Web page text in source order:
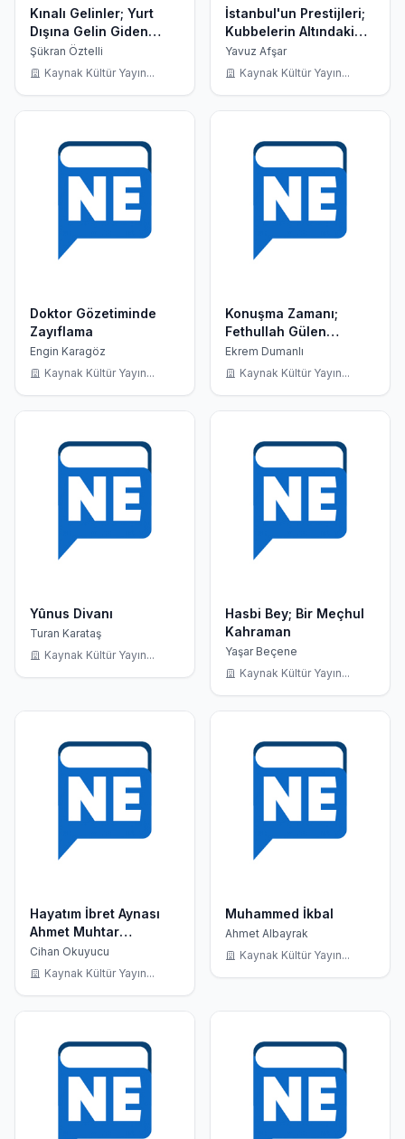
Kınalı Gelinler; Yurt
Dışına Gelin Giden
Eğitim Gönülleri
Şükran Öztelli
Kaynak Kültür Yayın...
İstanbul'un Prestijleri;
Kubbelerin Altındaki
Tarih 5 Kitap
Yavuz Afşar
Kaynak Kültür Yayın...
Doktor Gözetiminde
Zayıflama
Engin Karagöz
Kaynak Kültür Yayın...
Konuşma Zamanı;
Fethullah Gülen
Hocaefendi nin Tarihi
Röportajı
Ekrem Dumanlı
Kaynak Kültür Yayın...
Yûnus Divanı
Turan Karataş
Kaynak Kültür Yayın...
Hasbi Bey; Bir Meçhul
Kahraman
Yaşar Beçene
Kaynak Kültür Yayın...
Hayatım İbret Aynası
Ahmet Muhtar
Büyükçınar
Cihan Okuyucu
Kaynak Kültür Yayın...
Muhammed İkbal
Ahmet Albayrak
Kaynak Kültür Yayın...